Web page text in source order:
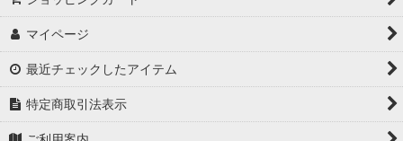
マイページ
最近チェックしたアイテム
特定商取引法表示